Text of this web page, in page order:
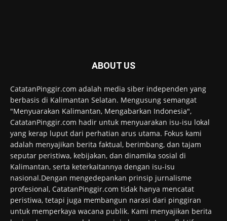
ABOUT US
CatatanPinggir.com adalah media siber independen yang
berbasis di Kalimantan Selatan. Mengusung semangat
"Menyuarakan Kalimantan, Mengabarkan Indonesia",
CatatanPinggir.com hadir untuk menyuarakan isu-isu lokal
yang kerap luput dari perhatian arus utama. Fokus kami
adalah menyajikan berita faktual, berimbang, dan tajam
seputar peristiwa, kebijakan, dan dinamika sosial di
Kalimantan, serta keterkaitannya dengan isu-isu
nasional.Dengan mengedepankan prinsip jurnalisme
profesional, CatatanPinggir.com tidak hanya mencatat
peristiwa, tetapi juga membangun narasi dari pinggiran
untuk memperkaya wacana publik. Kami menyajikan berita